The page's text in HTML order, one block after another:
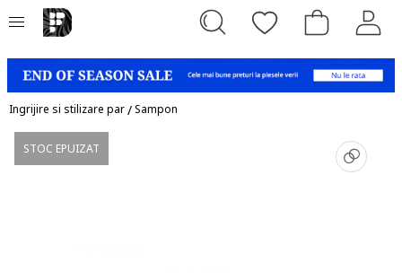
Ingrijire si stilizare par/Sampon
STOC EPUIZAT